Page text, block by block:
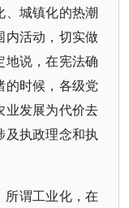
、城镇化的热潮
内活动，切实做
地说，在宪法确
的时候，各级党
业发展为代价去
及执政理念和执
所谓工业化，在